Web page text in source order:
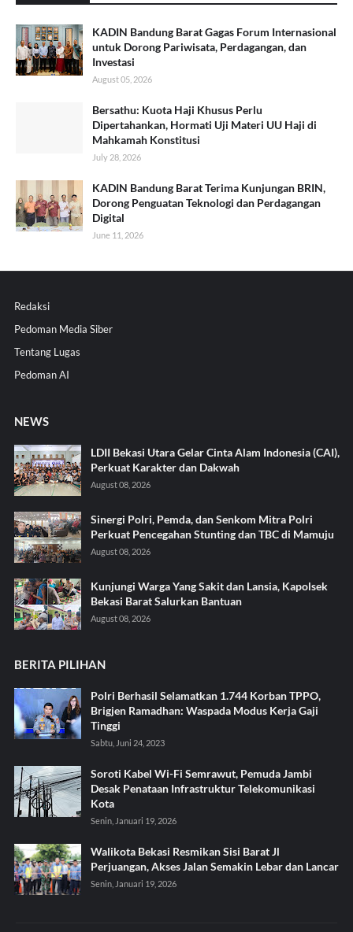
KADIN Bandung Barat Gagas Forum Internasional
untuk Dorong Pariwisata, Perdagangan, dan
Investasi
August 05, 2026
Bersathu: Kuota Haji Khusus Perlu
Dipertahankan, Hormati Uji Materi UU Haji di
Mahkamah Konstitusi
July 28, 2026
KADIN Bandung Barat Terima Kunjungan BRIN,
Dorong Penguatan Teknologi dan Perdagangan
Digital
June 11, 2026
Redaksi
Pedoman Media Siber
Tentang Lugas
Pedoman AI
NEWS
LDII Bekasi Utara Gelar Cinta Alam Indonesia (CAI),
Perkuat Karakter dan Dakwah
August 08, 2026
Sinergi Polri, Pemda, dan Senkom Mitra Polri
Perkuat Pencegahan Stunting dan TBC di Mamuju
August 08, 2026
Kunjungi Warga Yang Sakit dan Lansia, Kapolsek
Bekasi Barat Salurkan Bantuan
August 08, 2026
BERITA PILIHAN
Polri Berhasil Selamatkan 1.744 Korban TPPO,
Brigjen Ramadhan: Waspada Modus Kerja Gaji
Tinggi
Sabtu, Juni 24, 2023
Soroti Kabel Wi-Fi Semrawut, Pemuda Jambi
Desak Penataan Infrastruktur Telekomunikasi
Kota
Senin, Januari 19, 2026
Walikota Bekasi Resmikan Sisi Barat Jl
Perjuangan, Akses Jalan Semakin Lebar dan Lancar
Senin, Januari 19, 2026